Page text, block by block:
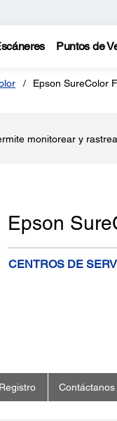
Puntos de
Epson SureColor
monitorear y
Epson
CENTROS DE
Registro Contáctanos